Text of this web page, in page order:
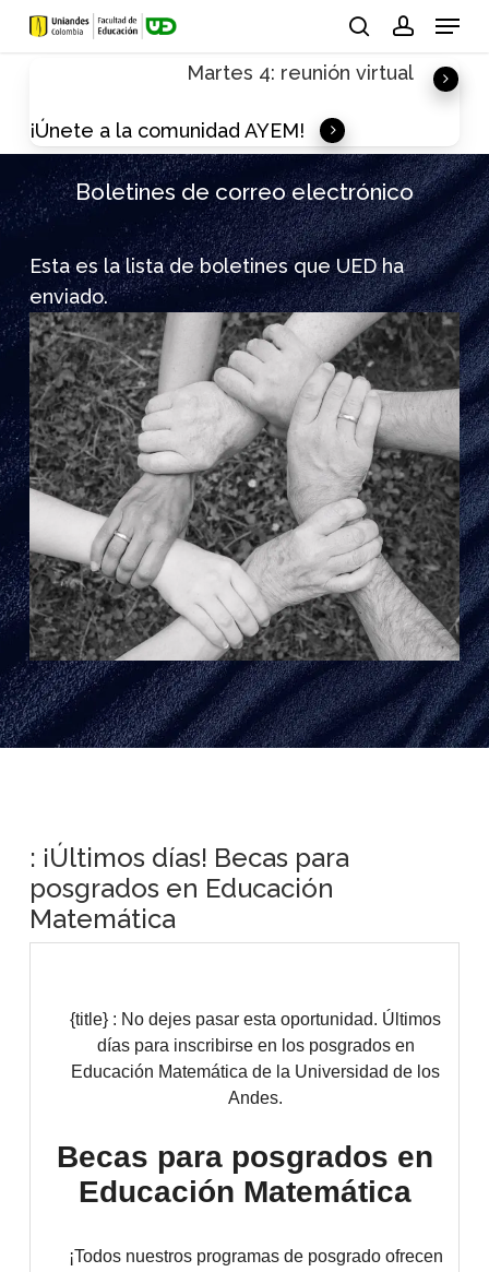
Skip
Menu
Martes 4: reunión virtual
¡Únete a la comunidad AYEM!
Boletines de correo electrónico
Esta es la lista de boletines que UED ha
enviado.
: ¡Últimos días! Becas para
posgrados en Educación
Matemática